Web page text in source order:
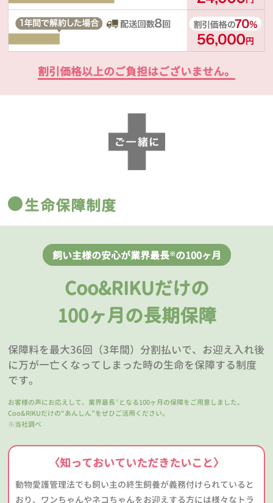
割引価格以上のご負担はございません。
生命保障制度
飼い主様の安心が業界最長※の100ヶ月
Coo&RIKUだけの
100ヶ月の長期保障
保障料を最大36回（3年間）分割払いで、お迎え入れ後
に万が一亡くなってしまった時の生命を保障する制度
です。
お客様の声にお応えして、業界最長 ※ となる100ヶ月の保障をご用意しました。
Coo&RIKUだけの“あんしん”をぜひご活用ください。
※当社調べ
〈知っておいていただきたいこと〉
動物愛護管理法でも飼い主の終生飼養が義務付けられていると
おり、ワンちゃんやネコちゃんをお迎えする方には様々なトラ